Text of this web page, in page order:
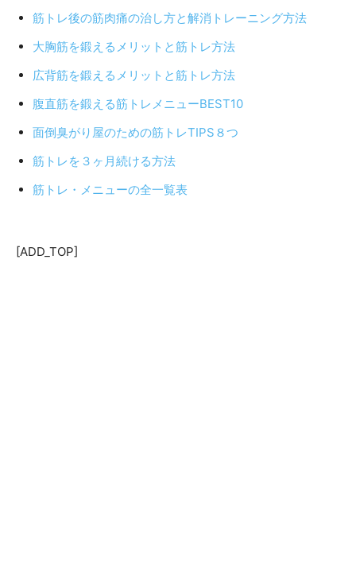
筋トレ後の筋肉痛の治し方と解消トレーニング方法
大胸筋を鍛えるメリットと筋トレ方法
広背筋を鍛えるメリットと筋トレ方法
腹直筋を鍛える筋トレメニューBEST10
面倒臭がり屋のための筋トレTIPS８つ
筋トレを３ヶ月続ける方法
筋トレ・メニューの全一覧表
[ADD_TOP]